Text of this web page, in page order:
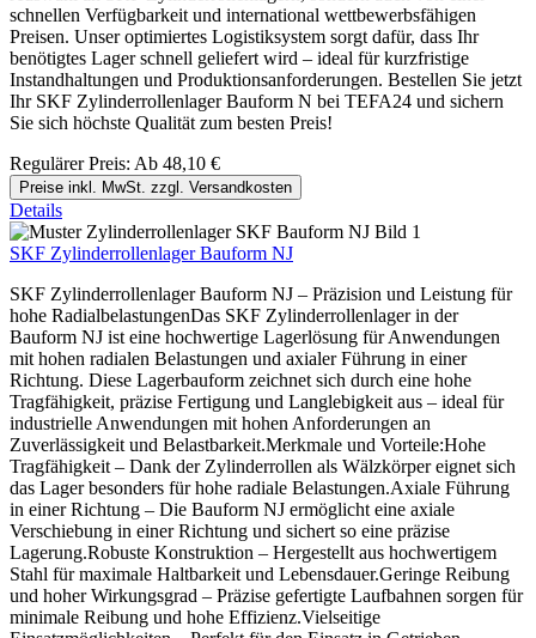
schnellen Verfügbarkeit und international wettbewerbsfähigen
Preisen. Unser optimiertes Logistiksystem sorgt dafür, dass Ihr
benötigtes Lager schnell geliefert wird – ideal für kurzfristige
Instandhaltungen und Produktionsanforderungen. Bestellen Sie jetzt
Ihr SKF Zylinderrollenlager Bauform N bei TEFA24 und sichern
Sie sich höchste Qualität zum besten Preis!
Regulärer Preis: Ab 48,10 €
Preise inkl. MwSt. zzgl. Versandkosten
Details
SKF Zylinderrollenlager Bauform NJ
SKF Zylinderrollenlager Bauform NJ – Präzision und Leistung für
hohe RadialbelastungenDas SKF Zylinderrollenlager in der
Bauform NJ ist eine hochwertige Lagerlösung für Anwendungen
mit hohen radialen Belastungen und axialer Führung in einer
Richtung. Diese Lagerbauform zeichnet sich durch eine hohe
Tragfähigkeit, präzise Fertigung und Langlebigkeit aus – ideal für
industrielle Anwendungen mit hohen Anforderungen an
Zuverlässigkeit und Belastbarkeit.Merkmale und Vorteile:Hohe
Tragfähigkeit – Dank der Zylinderrollen als Wälzkörper eignet sich
das Lager besonders für hohe radiale Belastungen.Axiale Führung
in einer Richtung – Die Bauform NJ ermöglicht eine axiale
Verschiebung in einer Richtung und sichert so eine präzise
Lagerung.Robuste Konstruktion – Hergestellt aus hochwertigem
Stahl für maximale Haltbarkeit und Lebensdauer.Geringe Reibung
und hoher Wirkungsgrad – Präzise gefertigte Laufbahnen sorgen für
minimale Reibung und hohe Effizienz.Vielseitige